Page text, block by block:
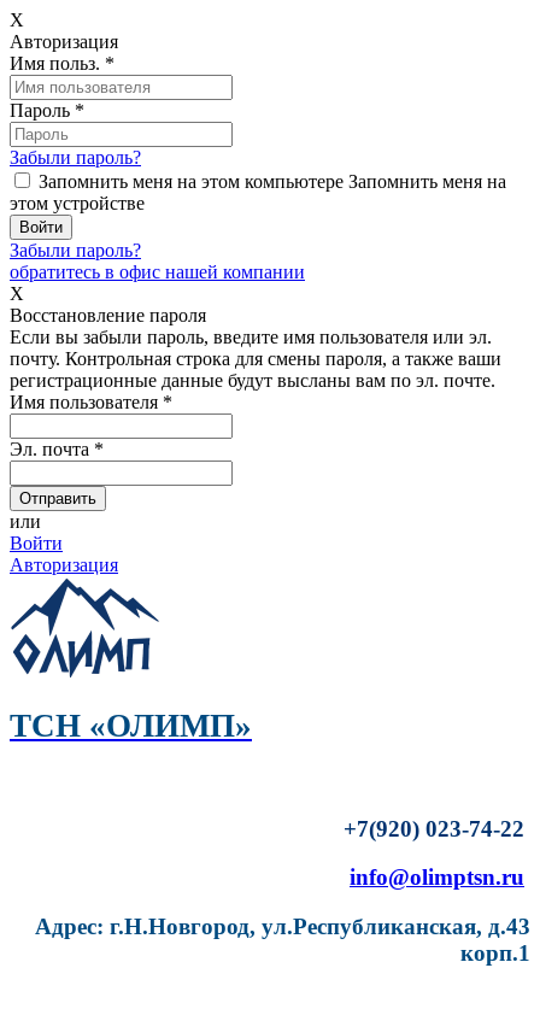
X
Авторизация
Имя польз. *
Пароль *
Забыли пароль?
Запомнить меня на этом компьютере Запомнить меня на
этом устройстве
Забыли пароль?
обратитесь в офис нашей компании
X
Восстановление пароля
Если вы забыли пароль, введите имя пользователя или эл.
почту. Контрольная строка для смены пароля, а также ваши
регистрационные данные будут высланы вам по эл. почте.
Имя пользователя *
Эл. почта *
или
Войти
Авторизация
ТСН «ОЛИМП»
+7(920) 023-74-22
info@olimptsn.ru
Адрес: г.Н.Новгород, ул.Республиканская, д.43
корп.1